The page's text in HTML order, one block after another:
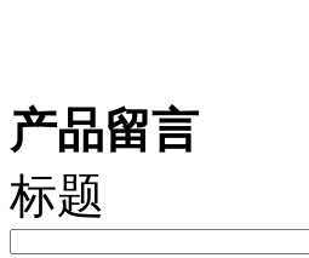
产品留言
标题